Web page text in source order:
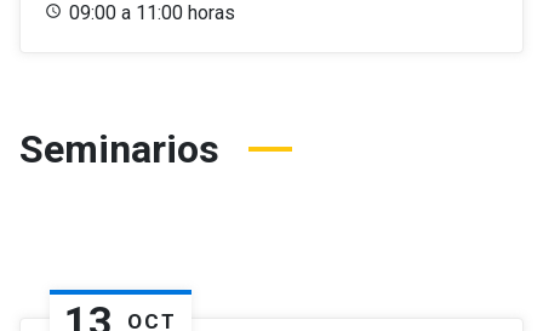
09:00 a 11:00 horas
Seminarios
OCT